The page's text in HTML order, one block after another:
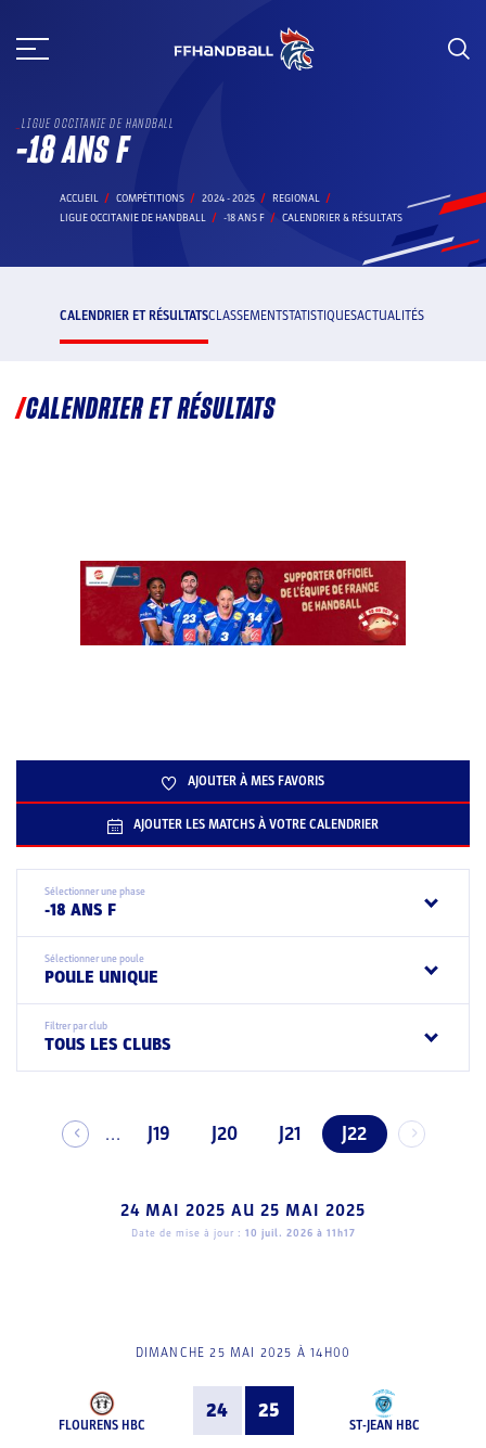
au
LIGUE OCCITANIE DE HANDBALL
-18 ANS F
ACCUEIL COMPÉTITIONS 2024 - 2025
REGIONAL
LIGUE OCCITANIE DE HANDBALL
-18 ANS F CALENDRIER & RÉSULTATS
CALENDRIER ET RÉSULTATSCLASSEMENTSTATISTIQUESACTUALITÉS
CALENDRIER ET RÉSULTATS
AJOUTER À MES FAVORIS
AJOUTER LES MATCHS À VOTRE CALENDRIER
Sélectionner une phase
-18 ANS F
Sélectionner une poule
POULE UNIQUE
Filtrer par club
TOUS LES CLUBS
... J19 J20 J21 J22
24 MAI 2025 AU 25 MAI 2025
Date de mise à jour : 10 juil. 2026 à 11h17
DIMANCHE 25 MAI 2025 À 14H00
FLOURENS HBC
24 25
ST-JEAN HBC